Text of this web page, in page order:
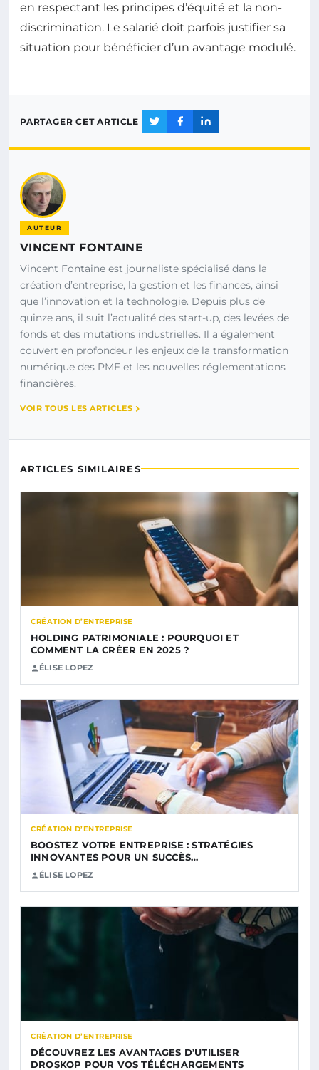
en respectant les principes d’équité et la non-
discrimination. Le salarié doit parfois justifier sa
situation pour bénéficier d’un avantage modulé.
PARTAGER CET ARTICLE
AUTEUR
VINCENT FONTAINE
Vincent Fontaine est journaliste spécialisé dans la
création d’entreprise, la gestion et les finances, ainsi
que l’innovation et la technologie. Depuis plus de
quinze ans, il suit l’actualité des start-up, des levées de
fonds et des mutations industrielles. Il a également
couvert en profondeur les enjeux de la transformation
numérique des PME et les nouvelles réglementations
financières.
VOIR TOUS LES ARTICLES
ARTICLES SIMILAIRES
CRÉATION D’ENTREPRISE
HOLDING PATRIMONIALE : POURQUOI ET
COMMENT LA CRÉER EN 2025 ?
ÉLISE LOPEZ
CRÉATION D’ENTREPRISE
BOOSTEZ VOTRE ENTREPRISE : STRATÉGIES
INNOVANTES POUR UN SUCCÈS…
ÉLISE LOPEZ
CRÉATION D’ENTREPRISE
DÉCOUVREZ LES AVANTAGES D’UTILISER
DROSKOP POUR VOS TÉLÉCHARGEMENTS